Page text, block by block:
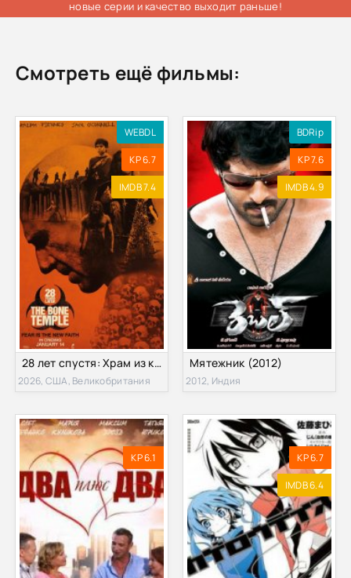
новые серии и качество выходит раньше!
Смотреть ещё фильмы:
WEBDL
KP 6.7
IMDB 7.4
28 лет спустя: Храм из костей (2026)
2026, США, Великобритания
BDRip
KP 7.6
IMDB 4.9
Мятежник (2012)
2012, Индия
KP 6.1 KP 6.7
IMDB 6.4